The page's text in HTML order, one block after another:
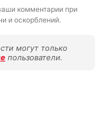
комментарии при
и оскорблений.
могут только
пользователи.